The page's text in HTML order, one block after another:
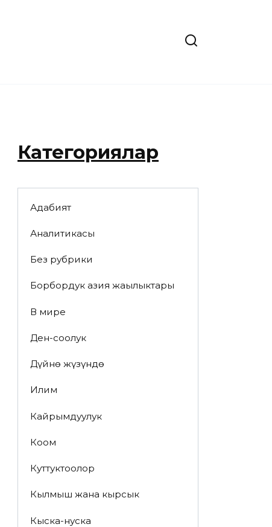
Категориялар
Адабият
Аналитикасы
Без рубрики
Борбордук азия жаңылыктары
В мире
Ден-соолук
Дүйнө жүзүндө
Илим
Кайрымдуулук
Коом
Куттуктоолор
Кылмыш жана кырсык
Кыска-нуска